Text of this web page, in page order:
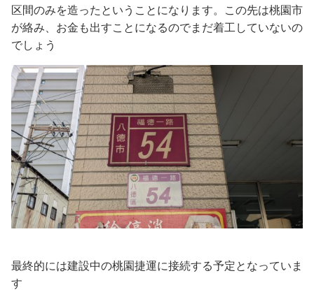
区間のみを造ったということになります。この先は桃園市
が絡み、お金も出すことになるのでまだ着工していないの
でしょう
最終的には建設中の桃園捷運に接続する予定となっていま
す